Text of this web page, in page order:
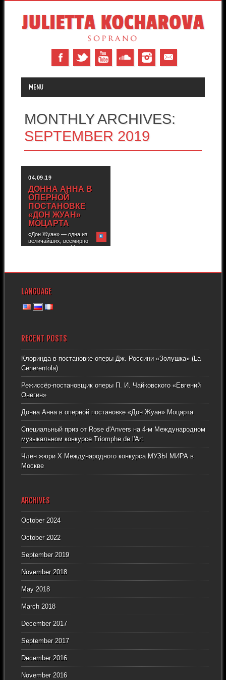
MAIN MENU
MENU
MONTHLY ARCHIVES:
SEPTEMBER 2019
04.09.19
ДОННА АННА В
ОПЕРНОЙ
ПОСТАНОВКЕ
«ДОН ЖУАН»
МОЦАРТА
«Дон Жуан» — одна из
величайших, всемирно
известных опер Моцарта.
LANGUAGE
RECENT POSTS
Клоринда в постановке оперы Дж. Россини «Золушка» (La
Cenerentola)
Режиссёр-постановщик оперы П. И. Чайковского «Евгений
Онегин»
Донна Анна в оперной постановке «Дон Жуан» Моцарта
Специальный приз от Rose d'Anvers на 4-м Международном
музыкальном конкурсе Triomphe de l'Art
Член жюри X Международного конкурса МУЗЫ МИРА в
Москве
ARCHIVES
October 2024
October 2022
September 2019
November 2018
May 2018
March 2018
December 2017
September 2017
December 2016
November 2016